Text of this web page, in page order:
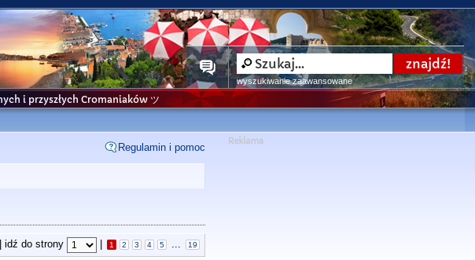
wyszukiwanie zaawansowane
i przyszłych Cromaniaków ツ
Regulamin i pomoc
do strony 1 2 3 4 5 ... 19